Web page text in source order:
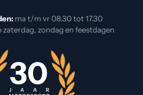
ma t/m vr 08.30 tot 17.30
zaterdag, zondag en feestdagen